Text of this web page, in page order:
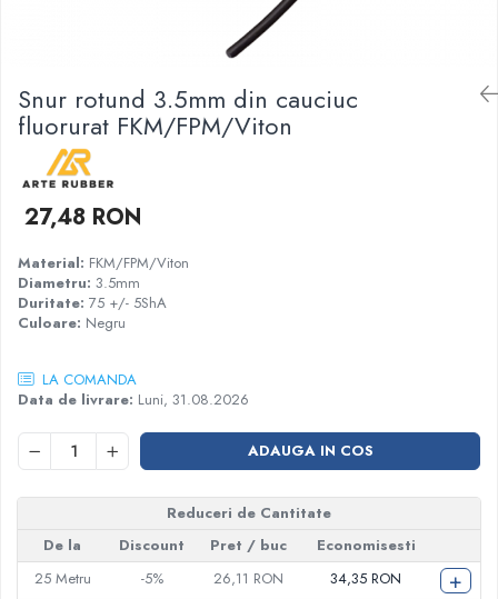
Pentru etansari cu gauri de trecere a
prezoanelor (full face) conform DIN
86071
Pentru flanse plate cu umar (RF) conform
DIN 2690
Snur rotund 3.5mm din cauciuc
fluorurat FKM/FPM/Viton
27,48 RON
Material: FKM/FPM/Viton
Diametru: 3.5mm
Duritate: 75 +/- 5ShA
Culoare: Negru
LA COMANDA
Data de livrare: Luni, 31.08.2026
ADAUGA IN COS
Reduceri de Cantitate
De la
Discount Pret / buc
Economisesti
25Metru -5% 26,11 RON 34,35 RON +